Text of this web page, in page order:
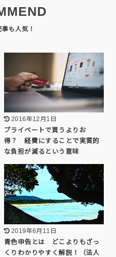
2016年12月1日
プライベートで買うよりお
得？ 経費にすることで実質的
な負担が減るという意味
2019年6月11日
青色申告とは どこよりもざっ
くりわかりやすく解説！（法人